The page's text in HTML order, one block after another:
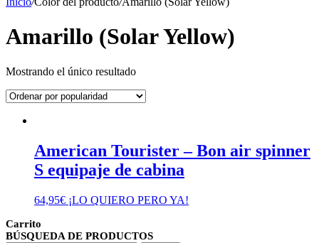
Amarillo (Solar Yellow)
Mostrando el único resultado
American Tourister – Bon air spinner
S equipaje de cabina
64,95€ ¡LO QUIERO PERO YA!
Carrito
BÚSQUEDA DE PRODUCTOS